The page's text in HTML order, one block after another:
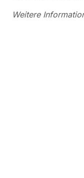
Weitere